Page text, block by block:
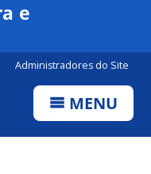
e
Administradores do Site
MENU